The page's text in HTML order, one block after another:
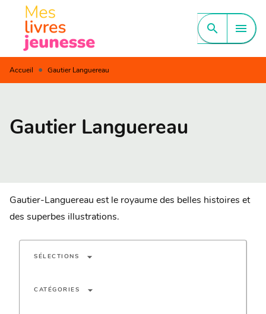
MENU CONTENU
PIED DE PAGE
search menu
Accueil • Gautier Languereau
Gautier Languereau
Gautier-Languereau est le royaume des belles histoires et
des superbes illustrations.
SÉLECTIONS arrow_drop_down
CATÉGORIES arrow_drop_down